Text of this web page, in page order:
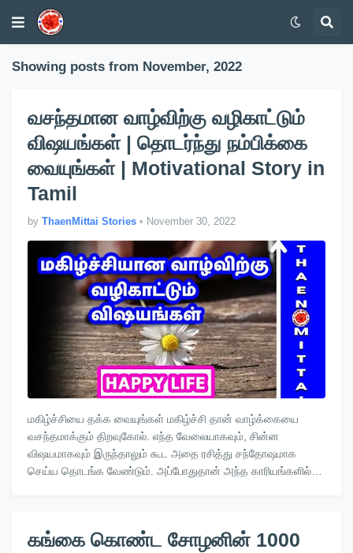
Showing posts from November, 2022
வசந்தமான வாழ்விற்கு வழிகாட்டும்
விஷயங்கள் | தொடர்ந்து நம்பிக்கை
வையுங்கள் | Motivational Story in
Tamil
by ThaenMittai Stories • November 30, 2022
மகிழ்ச்சியை தக்க வையுங்கள் மகிழ்ச்சி தான் வாழ்க்கையை
வசந்தமாக்கும் திறவுகோல். எந்த வேலையாகவும், சின்ன
விஷயமாகவும் இருந்தாலும் கூட அதை ரசித்து சந்தோஷமாக
செய்ய தொடங்க வேண்டும். அப்போதுதான் அந்த காரியங்களில்
கங்கை கொண்ட சோழனின் 1000